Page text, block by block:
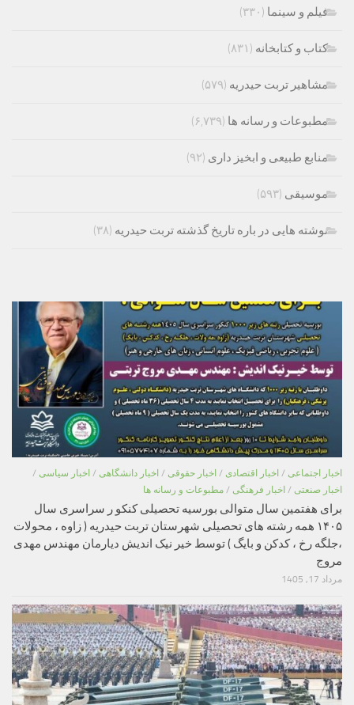
فیلم و سینما (۳۳۰)
کتاب و کتابخانه (۸۳۱)
مشاهیر تربت حیدریه (۵۷۹)
مطبوعات و رسانه ها (۶,۷۳۹)
منابع طبیعی و ابخیز داری (۹۲)
موسیقی (۵۹۳)
نوشته هایی در باره تاریخ گذشته تربت حیدریه (۳۸)
اخبار اجتماعی / اخبار اقتصادی / اخبار حقوقی / اخبار دانشگاهی / اخبار سیاسی /
اخبار صنعتی / اخبار فرهنگی / مطبوعات و رسانه ها
برای هفتمین سال متوالی بورسیه تحصیلی کنکو ر سراسری سال
۱۴۰۵ همه رشته های تحصیلی شهرستان تربت حیدریه ( زاوه ، محولات
،جلگه رخ ، کدکن و بایگ ) توسط خیر نیک اندیش دیارمان مهندس مهدی
مروج
مرداد 17, 1405